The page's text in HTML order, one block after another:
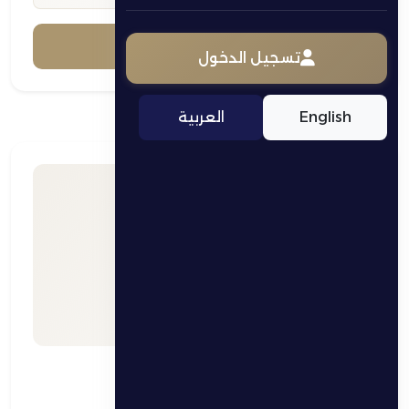
تسجيل الدخول
English العربية